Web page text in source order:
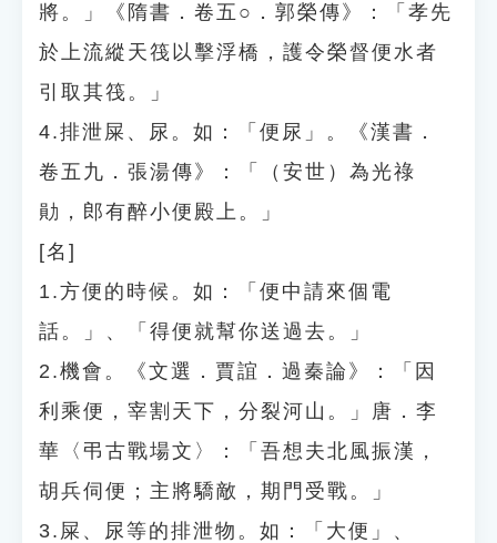
將。」《隋書．卷五○．郭榮傳》：「孝先
於上流縱天筏以擊浮橋，護令榮督便水者
引取其筏。」
4.排泄屎、尿。如：「便尿」。《漢書．
卷五九．張湯傳》：「（安世）為光祿
勛，郎有醉小便殿上。」
[名]
1.方便的時候。如：「便中請來個電
話。」、「得便就幫你送過去。」
2.機會。《文選．賈誼．過秦論》：「因
利乘便，宰割天下，分裂河山。」唐．李
華〈弔古戰場文〉：「吾想夫北風振漢，
胡兵伺便；主將驕敵，期門受戰。」
3.屎、尿等的排泄物。如：「大便」、